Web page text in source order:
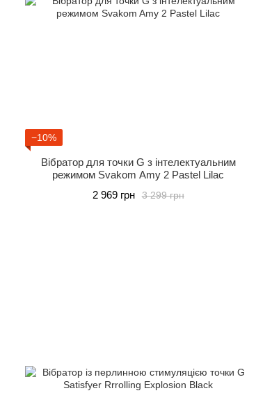
−10%
Вібратор для точки G з інтелектуальним
режимом Svakom Amy 2 Pastel Lilac
3 299 грн
2 969 грн